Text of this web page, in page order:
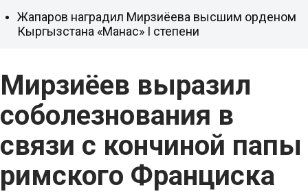
Мирзиёев выразил
соболезнования в
связи с кончиной папы
римского Франциска
Жапаров наградил Мирзиёева высшим орденом
Кыргызстана «Манас» I степени